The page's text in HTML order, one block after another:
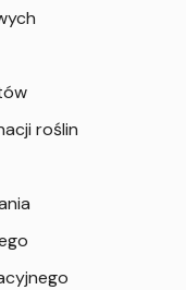
roślin